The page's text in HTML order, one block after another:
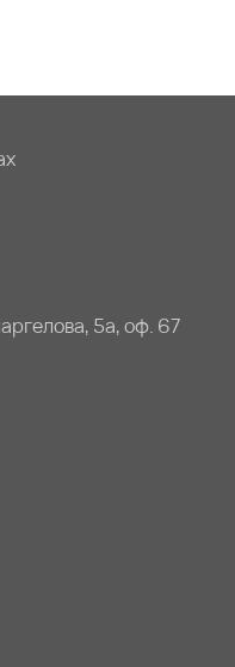
5а, оф. 67